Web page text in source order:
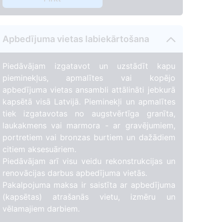
Apbedījuma vietas labiekārtošana
Piedāvājam izgatavot un uzstādīt kapu
pieminekļus, apmalītes vai kopējo
apbedījuma vietas ansambli attālināti jebkurā
kapsētā visā Latvijā. Pieminekļi un apmalītes
tiek izgatavotas no augstvērtīga granīta,
laukakmens vai marmora - ar gravējumiem,
portretiem vai bronzas burtiem un dažādiem
citiem aksesuāriem.
Piedāvājam arī visu veidu rekonstrukcijas un
renovācijas darbus apbedījuma vietās.
Pakalpojuma maksa ir saistīta ar apbedījuma
(kapsētas) atrašanās vietu, izmēru un
vēlamajiem darbiem.